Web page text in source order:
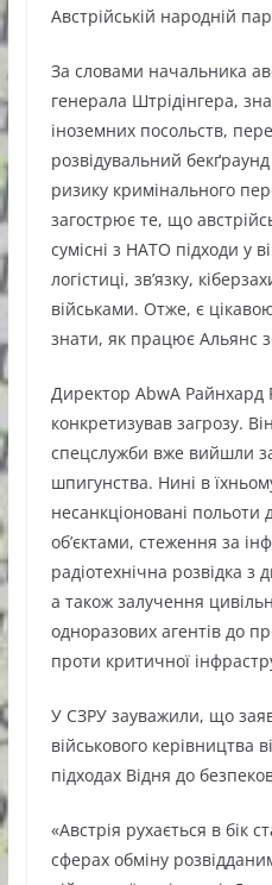
Австрійській народній
За словами начальника
генерала Штрідінгера,
іноземних посольств,
розвідувальний
ризику кримінального
загострює те, що
сумісні з НАТО підходи у
логістиці, зв’язку,
військами. Отже, є
знати, як працює Альянс
Директор AbwA Райнхард
конкретизував загрозу.
спецслужби вже вийшли
шпигунства. Нині в
несанкціоновані польоти
об’єктами, стеження за
радіотехнічна розвідка з
а також залучення
одноразових агентів до
проти критичної
У СЗРУ зауважили, що
військового керівництва
підходах Відня до
«Австрія рухається в бік
сферах обміну